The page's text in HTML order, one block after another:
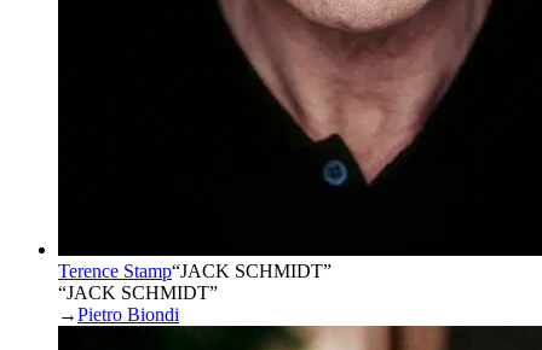
Terence Stamp“JACK SCHMIDT”
“JACK SCHMIDT”
→Pietro Biondi